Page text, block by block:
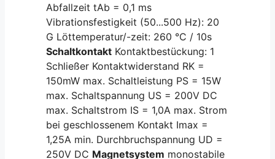
Abfallzeit tAb = 0,1 ms
Vibrationsfestigkeit (50...500 Hz): 20
G Löttemperatur/-zeit: 260 °C / 10s
Schaltkontakt Kontaktbestückung: 1
Schließer Kontaktwiderstand RK =
150mW max. Schaltleistung PS = 15W
max. Schaltspannung US = 200V DC
max. Schaltstrom IS = 1,0A max. Strom
bei geschlossenem Kontakt Imax =
1,25A min. Durchbruchspannung UD =
250V DC Magnetsystem monostabile